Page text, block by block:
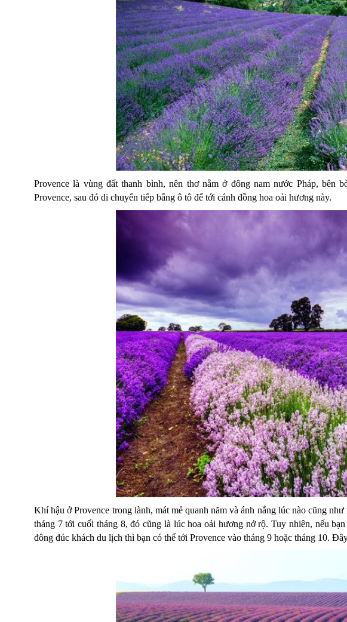
Provence là vùng đất thanh bình, nên thơ nằm ở đông nam nước Pháp, bên
Provence, sau đó di chuyển tiếp bằng ô tô để tới cánh đồng hoa oải hương này.
Khí hậu ở Provence trong lành, mát mẻ quanh năm và ánh nắng lúc nào cũng như
tháng 7 tới cuối tháng 8, đó cũng là lúc hoa oải hương nở rộ.Tuy nhiên, nếu
đông đúc khách du lịch thì bạn có thể tới Provence vào tháng 9 hoặc tháng 10.